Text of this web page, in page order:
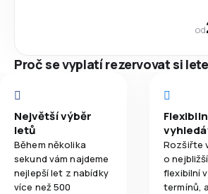
od
Proč se vyplatí rezervovat si
Největší výběr
letů
Během několika
sekund vám najdeme
nejlepší let z nabídky
více než 500
Rozšiřte
o
flexibilní
termínů,